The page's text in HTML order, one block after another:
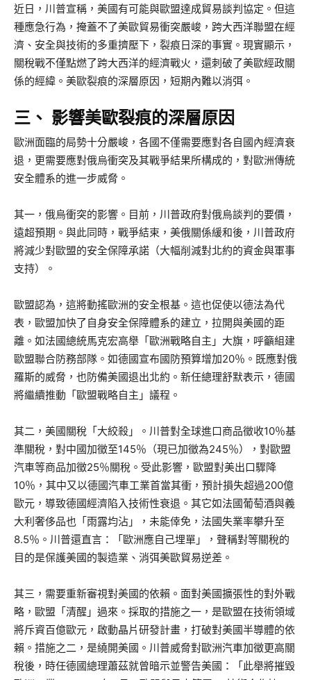
近日，川普宣稱，美國有可能與歐盟達成貿易談判協定。但這
種應急行為，掩蓋不了美歐貿易衝突嚴峻，跨大西洋聯盟在經
濟、安全與技術的多重擠壓下，裂痕日深的事實。現實顯示，
關稅戰不僅點燃了跨大西洋的經濟戰火，還刺破了美歐經政關
係的經緯。美歐裂痕的深層原因，短期內難以消弭。
三、 影響美歐裂痕的深層原因
歐洲面臨的局勢十分嚴峻，各國不僅需要應對各自國內經濟衰
退，更需要應對俄烏衝突及其戰爭結果所構成的，對歐洲傳統
安全體系的進一步威脅。
其一，俄烏衝突的影響。目前，川普政府對俄烏談判的要價，
遠超預期。與此同時，戰爭結束，美俄關係緩和後，川普政府
將減少對歐盟的安全保障承諾（大幅削減對北約的資金與軍事
支持）。
歐盟認為，這將動搖歐洲的安全根基。這也促使以德法為代
表，歐盟加快了自身安全保障體系的建立，拉開與美國的距
離。如法國總統馬克宏高舉「歐洲戰略自主」大旗，呼籲組建
歐盟聯合防務部隊。如德國宣布國防預算增加20％。既應對俄
羅斯的威脅，也防備美國退出北約。新任總理舒默表示，德國
將繼續推動「歐盟戰略自主」議程。
其二，美國關稅「大絞殺」。川普對全球進口商品徵收10％基
準關稅，對中國加徵至145％（現已加徵為245％），對歐盟
汽車等商品加徵25％關稅。受此影響，歐盟對美出口驟降
10％，其中又以德國汽車工業首當其衝，預計損失超過200億
歐元，導致德國經濟陷入技術性衰退。其它如法國葡萄酒與義
大利奢侈品也「雨露均沾」，未能倖免，法國失業率攀升至
8.5％。川普還直言：「歐洲應自己埋單」，聲稱對等關稅的
目的是保護美國的製造業、消弭美歐貿易逆差。
其三，需要重新審視對美國的依賴。面對美國擴張性的對外戰
略，歐盟「清醒」過來。採取的措施之一，是歐盟在技術領域
將斥資百億歐元，啟動晶片研發計畫，打破對美國半導體的依
賴。措施之二，是繞開美國。川普威脅對歐洲汽車加徵更高關
稅後，時任德國總理蕭茲就曾暗示並警告美國：「此舉將摧毀